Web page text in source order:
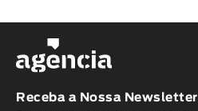
Receba a Nossa Newsletter